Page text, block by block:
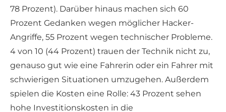
78 Prozent). Darüber hinaus machen sich 60
Prozent Gedanken wegen möglicher Hacker-
Angriffe, 55 Prozent wegen technischer Probleme.
4 von 10 (44 Prozent) trauen der Technik nicht zu,
genauso gut wie eine Fahrerin oder ein Fahrer mit
schwierigen Situationen umzugehen. Außerdem
spielen die Kosten eine Rolle: 43 Prozent sehen
hohe Investitionskosten in die